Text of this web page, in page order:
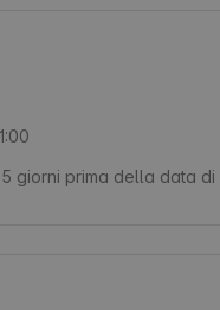
giorni prima della data di